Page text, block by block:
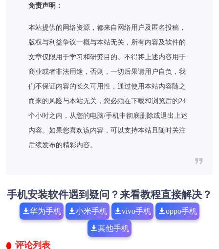
免责声明：
本站提供的网络资源，都来自网络用户及匿名投稿，
版权与利益争议一概与本站无关，所有内容及软件的
文章仅限用于学习和研究目的。不得将上述内容用于
商业或者非法用途，否则，一切后果请用户自负，我
们不保证内容的长久可用性，通过使用本站内容随之
而来的风险与本站无关，您必须在下载和浏览后的24
个小时之内，从您的电脑/手机中彻底删除或退出上述
内容。如果您喜欢该内容，可以支持本站且随时关注
后续发布的精彩内容。
手机安装软件遇到疑问？来看教程直接解决？
华为手机 小米手机 vivo手机 oppo手机
其他手机
评论列表